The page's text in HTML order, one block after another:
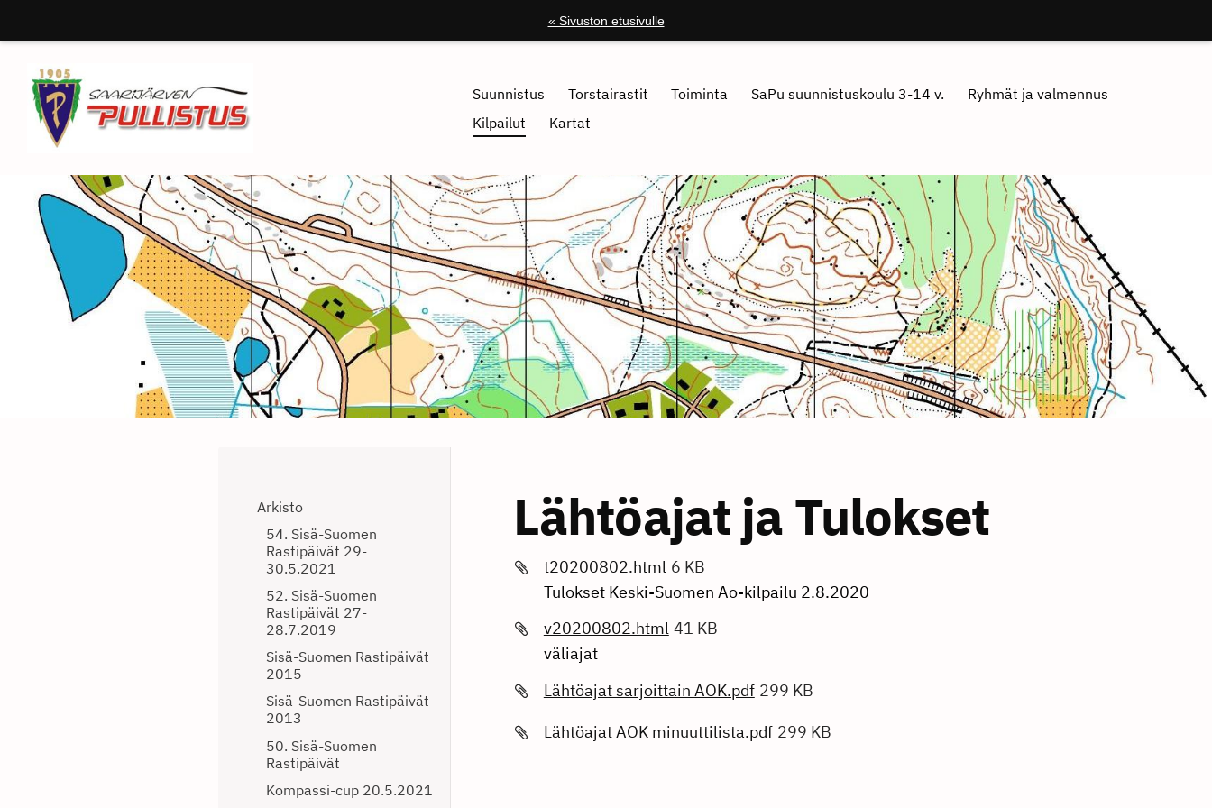
sivun
sisältöön
« Sivuston etusivulle
Saarijärven Pullistus
Suunnistus Torstairastit Toiminta SaPu suunnistuskoulu 3-14 v.
Ryhmät ja valmennus
Kilpailut
Kartat
Arkisto
54. Sisä-Suomen
Rastipäivät 29-
30.5.2021
52. Sisä-Suomen
Rastipäivät 27-
28.7.2019
Sisä-Suomen Rastipäivät
2015
Sisä-Suomen Rastipäivät
2013
50. Sisä-Suomen
Rastipäivät
Kompassi-cup 20.5.2021
Lähtöajat ja Tulokset
t20200802.html 6 KB
Tulokset Keski-Suomen Ao-kilpailu 2.8.2020
v20200802.html 41 KB
väliajat
Lähtöajat sarjoittain AOK.pdf 299 KB
Lähtöajat AOK minuuttilista.pdf 299 KB